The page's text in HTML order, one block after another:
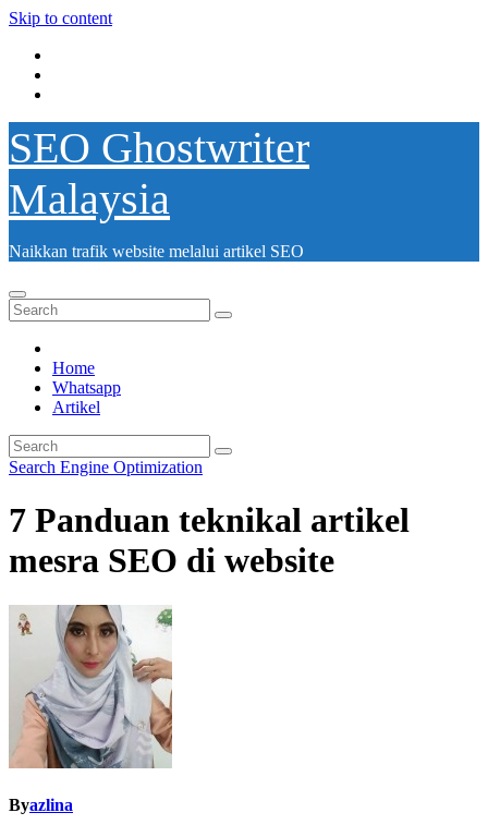
Skip to content
SEO Ghostwriter
Malaysia
Naikkan trafik website melalui artikel SEO
Home
Whatsapp
Artikel
Search Engine Optimization
7 Panduan teknikal artikel
mesra SEO di website
Byazlina